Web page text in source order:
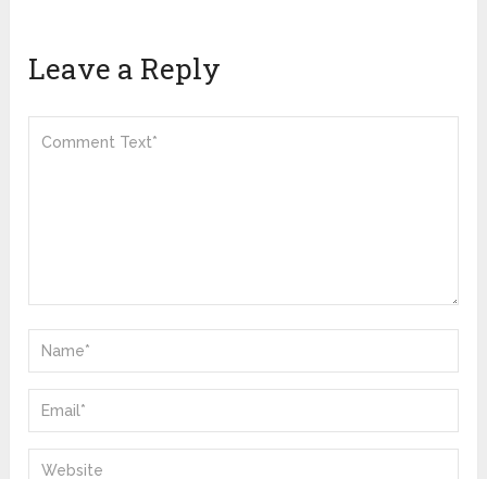
Leave a Reply